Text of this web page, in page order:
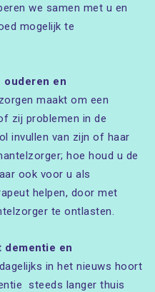
we samen met u en
mogelijk te
ouderen en
maakt om een
zij problemen in de
invullen van zijn of haar
hoe houd u de
ook voor u als
helpen, door met
te ontlasten.
dementie en
in het nieuws hoort
steeds langer thuis